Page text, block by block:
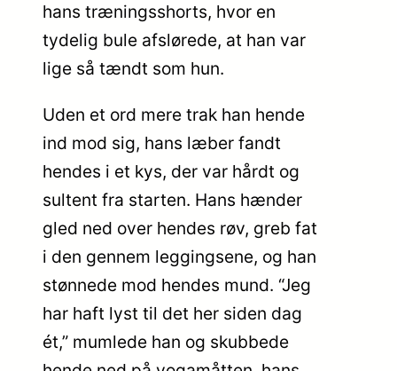
hans træningsshorts, hvor en
tydelig bule afslørede, at han var
lige så tændt som hun.
Uden et ord mere trak han hende
ind mod sig, hans læber fandt
hendes i et kys, der var hårdt og
sultent fra starten. Hans hænder
gled ned over hendes røv, greb fat
i den gennem leggingsene, og han
stønnede mod hendes mund. “Jeg
har haft lyst til det her siden dag
ét,” mumlede han og skubbede